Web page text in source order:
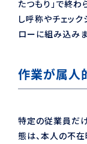
たつもり」で終わ
し呼称やチェッ
ローに組み込みま
作業が属人
特定の従業員だ
態は、本人の不